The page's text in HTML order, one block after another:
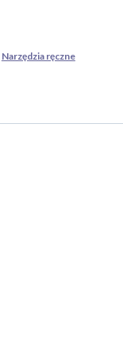
Narzędzia ręczne